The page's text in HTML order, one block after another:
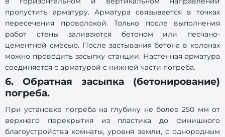
пропустить арматуру. Арматура связывается в точках
пересечения проволокой. Только после выполнения
работ стены заливаются бетоном или песчано-
цементной смесью. После застывания бетона в колонах
можно проводить засыпку станции. Настенная арматура
соединяется с арматурой с нижней части погреба.
6. Обратная засыпка (бетонирование)
погреба.
При установке погреба на глубину не более 250 мм от
верхнего перекрытия из пластика до финишного
благоустройства комнаты, уровня земли, с однородным